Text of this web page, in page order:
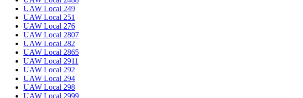
UAW Local 249
UAW Local 251
UAW Local 276
UAW Local 2807
UAW Local 282
UAW Local 2865
UAW Local 2911
UAW Local 292
UAW Local 294
UAW Local 298
UAW Local 2999